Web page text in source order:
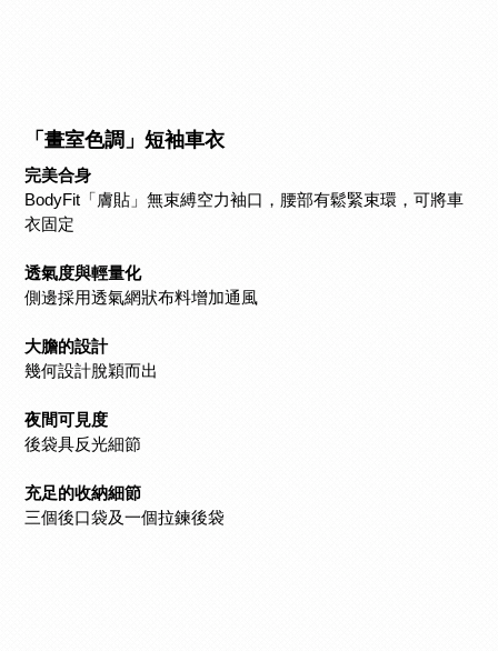
「畫室色調」短袖車衣
完美合身
BodyFit「膚貼」無束縛空力袖口，腰部有鬆緊束環，可將車
衣固定
透氣度與輕量化
側邊採用透氣網狀布料增加通風
大膽的設計
幾何設計脫穎而出
夜間可見度
後袋具反光細節
充足的收納細節
三個後口袋及一個拉鍊後袋